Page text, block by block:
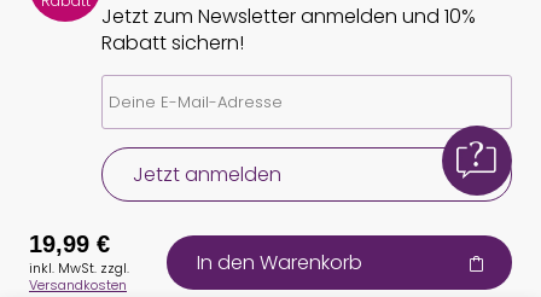
Jetzt zum Newsletter anmelden und 10%
Rabatt sichern!
Jetzt anmelden
19,99 €
inkl. MwSt. zzgl.
Versandkosten
In den Warenkorb